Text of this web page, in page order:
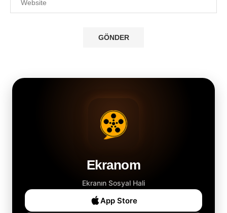
Ekranom
Ekranın Sosyal Hali
App Store